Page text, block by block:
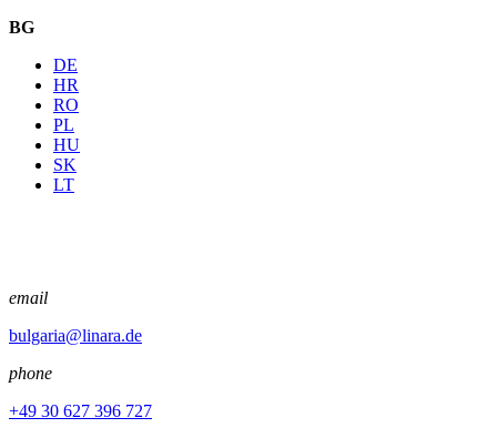
BG
DE
HR
RO
PL
HU
SK
LT
email
bulgaria@linara.de
phone
+49 30 627 396 727